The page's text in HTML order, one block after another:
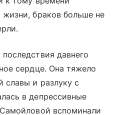
браков больше не
давнего
сердце. Она тяжело
славы и разлуку с
в депрессивные
вспоминали